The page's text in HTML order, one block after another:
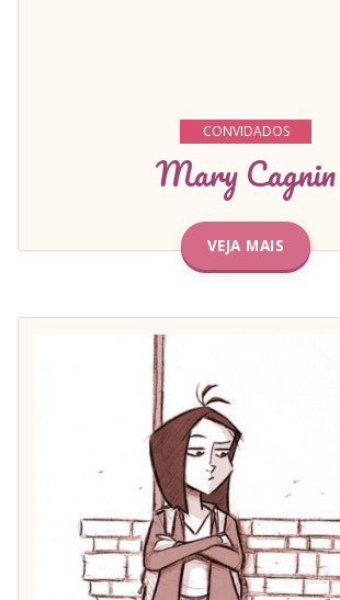
CONVIDADOS
Mary Cagnin
VEJA MAIS